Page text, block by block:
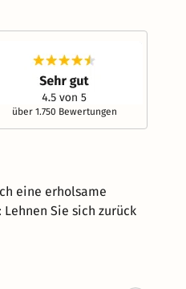
über 1.750 Bewertungen
eine erholsame
Sie sich zurück